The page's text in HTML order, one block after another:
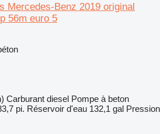
Mercedes-Benz 2019 original
56m euro 5
Carburant diesel Pompe à beton
pi. Réservoir d'eau 132,1 gal Pression